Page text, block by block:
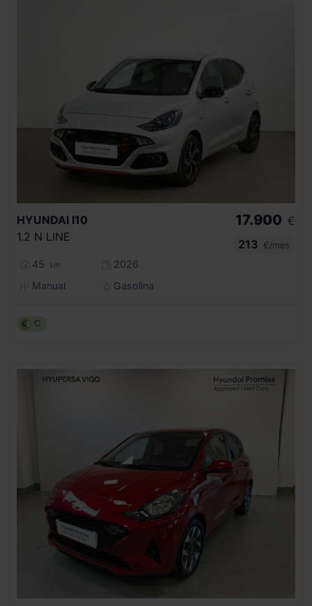
HYUNDAI I10
1.2 N LINE
45 km
2026
Manual
Gasolina
17.900 €
213
€/mes
C